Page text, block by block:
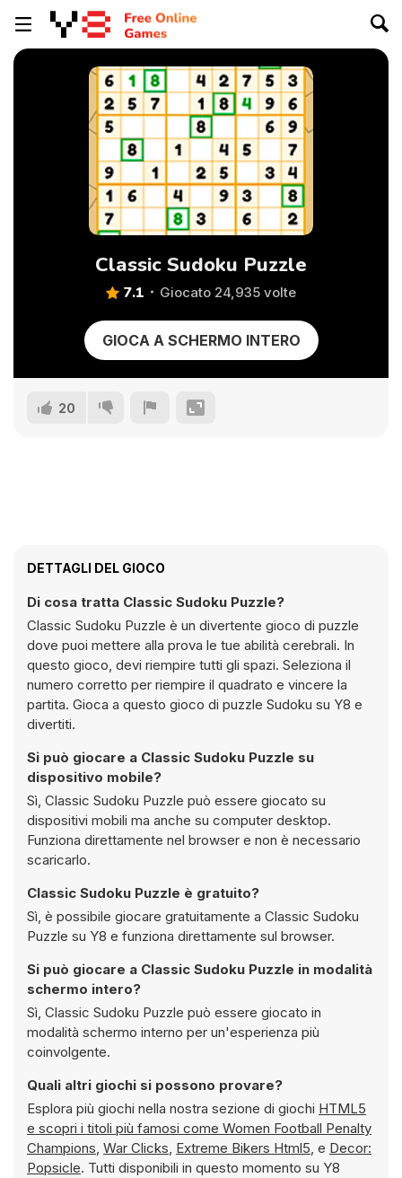
Classic Sudoku Puzzle
7.1 Giocato 24,935 volte
GIOCA A SCHERMO INTERO
20
DETTAGLI DEL GIOCO
Di cosa tratta Classic Sudoku Puzzle?
Classic Sudoku Puzzle è un divertente gioco di puzzle
dove puoi mettere alla prova le tue abilità cerebrali. In
questo gioco, devi riempire tutti gli spazi. Seleziona il
numero corretto per riempire il quadrato e vincere la
partita. Gioca a questo gioco di puzzle Sudoku su Y8 e
divertiti.
Si può giocare a Classic Sudoku Puzzle su
dispositivo mobile?
Sì, Classic Sudoku Puzzle può essere giocato su
dispositivi mobili ma anche su computer desktop.
Funziona direttamente nel browser e non è necessario
scaricarlo.
Classic Sudoku Puzzle è gratuito?
Sì, è possibile giocare gratuitamente a Classic Sudoku
Puzzle su Y8 e funziona direttamente sul browser.
Si può giocare a Classic Sudoku Puzzle in modalità
schermo intero?
Sì, Classic Sudoku Puzzle può essere giocato in
modalità schermo interno per un'esperienza più
coinvolgente.
Quali altri giochi si possono provare?
Esplora più giochi nella nostra sezione di giochi HTML5
e scopri i titoli più famosi come Women Football Penalty
Champions, War Clicks, Extreme Bikers Html5, e Decor:
Popsicle. Tutti disponibili in questo momento su Y8